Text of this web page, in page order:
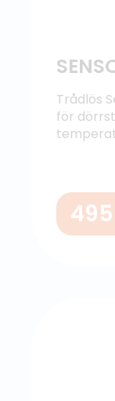
Trådlös
för
495